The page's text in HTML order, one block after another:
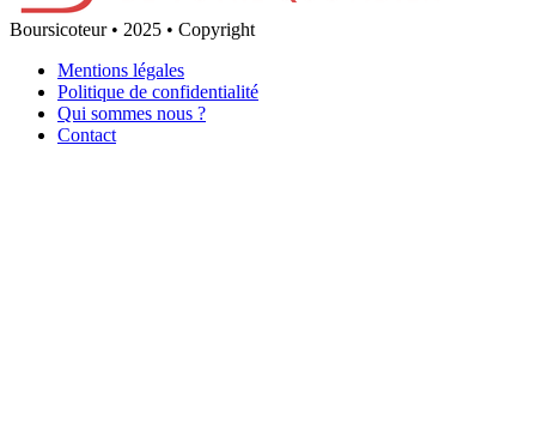
Boursicoteur • 2025 • Copyright
Mentions légales
Politique de confidentialité
Qui sommes nous ?
Contact